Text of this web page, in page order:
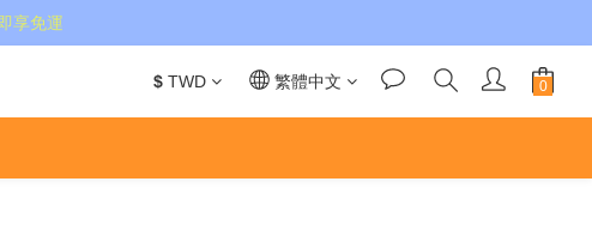
享免運
$ TWD 繁體中文